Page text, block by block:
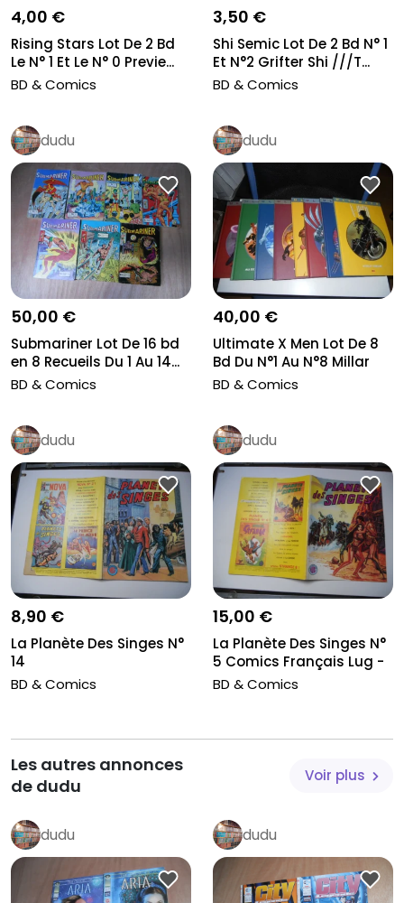
4,00 €
Rising Stars Lot De 2 Bd
Le N° 1 Et Le N° 0 Previe...
BD & Comics
3,50 €
Shi Semic Lot De 2 Bd N° 1
Et N°2 Grifter Shi ///T...
BD & Comics
dudu
50,00 €
Submariner Lot De 16 bd
en 8 Recueils Du 1 Au 14...
BD & Comics
dudu
40,00 €
Ultimate X Men Lot De 8
Bd Du N°1 Au N°8 Millar
Ku...
BD & Comics
dudu
8,90 €
La Planète Des Singes N°
14
BD & Comics
dudu
15,00 €
La Planète Des Singes N°
5 Comics Français Lug -
J...
BD & Comics
Les autres annonces
de dudu
Voir plus
dudu dudu